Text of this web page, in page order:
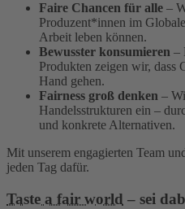
Faire Chancen für alle –
Produzent*innen im
Arbeit leben können.
Bewusster konsumieren –
Produkten zeigen wir, dass
Hand gehen.
Fairness groß denken –
Handelsstrukturen ein –
und konkrete Alternativen.
Mit unserem engagierten Team
jeden Tag dafür.
Taste a fair world – sei